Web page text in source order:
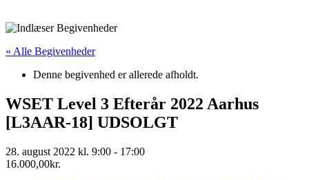
« Alle Begivenheder
Denne begivenhed er allerede afholdt.
WSET Level 3 Efterår 2022 Aarhus
[L3AAR-18] UDSOLGT
28. august 2022 kl. 9:00 - 17:00
16.000,00kr.